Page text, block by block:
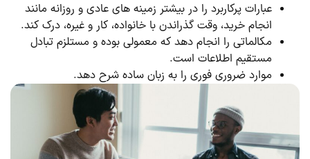
عبارات پرکاربرد را در بیشتر زمینه های عادی و روزانه مانند
انجام خرید، وقت گذراندن با خانواده، کار و غیره، درک کند.
مکالماتی را انجام دهد که معمولی بوده و مستلزم تبادل
مستقیم اطلاعات است.
موارد ضروری فوری را به زبان ساده شرح دهد.